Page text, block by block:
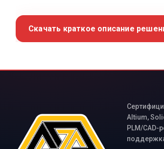
Скачать краткое описание
Altium,
PLM/CAD-